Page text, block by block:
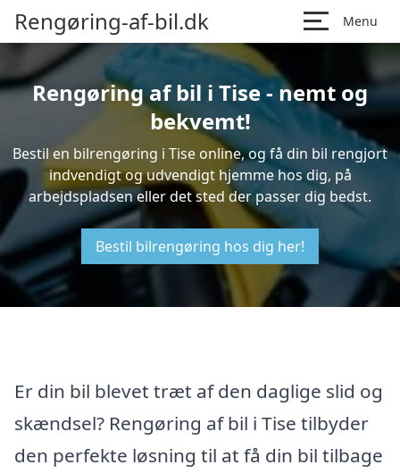
Rengøring-af-bil.dk Menu
Rengøring af bil i Tise - nemt og
bekvemt!
Bestil en bilrengøring i Tise online, og få din bil rengjort
indvendigt og udvendigt hjemme hos dig, på
arbejdspladsen eller det sted der passer dig bedst.
Bestil bilrengøring hos dig her!
Er din bil blevet træt af den daglige slid og
skændsel? Rengøring af bil i Tise tilbyder
den perfekte løsning til at få din bil tilbage